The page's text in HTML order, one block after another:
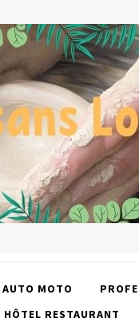
AUTO MOTO
HÔTEL RESTAURANT